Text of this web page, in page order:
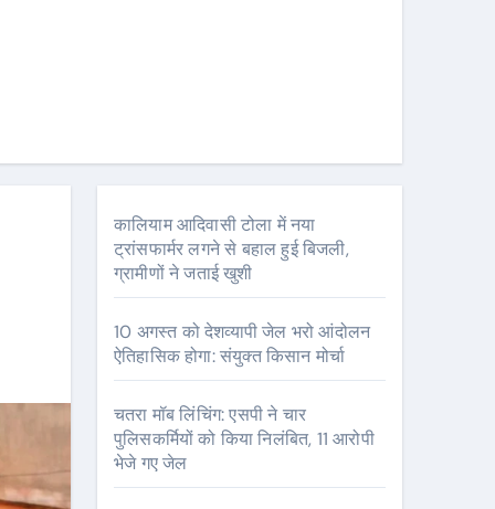
कालियाम आदिवासी टोला में नया
ट्रांसफार्मर लगने से बहाल हुई बिजली,
ग्रामीणों ने जताई खुशी
10 अगस्त को देशव्यापी जेल भरो आंदोलन
ऐतिहासिक होगा: संयुक्त किसान मोर्चा
चतरा मॉब लिंचिंग: एसपी ने चार
पुलिसकर्मियों को किया निलंबित, 11 आरोपी
भेजे गए जेल